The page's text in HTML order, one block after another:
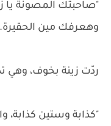
"صاحبتك المصونة يا
وهعرفك مين
ردّت زينة بخوف، وهي
"كذابة وستين كذابة،